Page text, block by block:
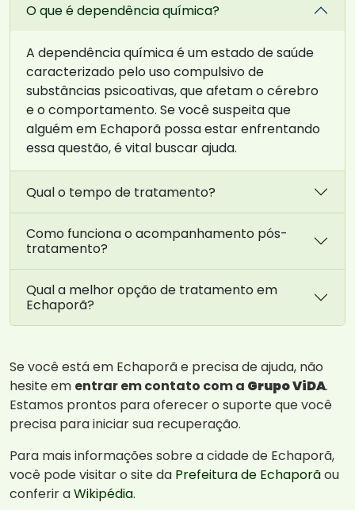
O que é dependência química?
A dependência química é um estado de saúde
caracterizado pelo uso compulsivo de
substâncias psicoativas, que afetam o cérebro
e o comportamento. Se você suspeita que
alguém em Echaporã possa estar enfrentando
essa questão, é vital buscar ajuda.
Qual o tempo de tratamento?
Como funciona o acompanhamento pós-
tratamento?
Qual a melhor opção de tratamento em
Echaporã?
Se você está em Echaporã e precisa de ajuda, não
hesite em entrar em contato com a Grupo ViDA.
Estamos prontos para oferecer o suporte que você
precisa para iniciar sua recuperação.
Para mais informações sobre a cidade de Echaporã,
você pode visitar o site da Prefeitura de Echaporãou
conferir aWikipédia.